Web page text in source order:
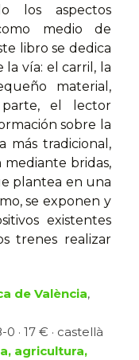
los aspectos
medio de
libro se dedica
la vía: el carril, la
material,
parte, el lector
sobre la
más tradicional,
bridas,
plantea en una
se exponen y
existentes
trenes realizar
de València,
· 17 € · castellà
agricultura,